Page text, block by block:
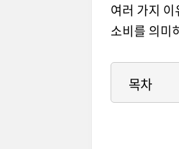
여러 가지
소비를 의미
목차